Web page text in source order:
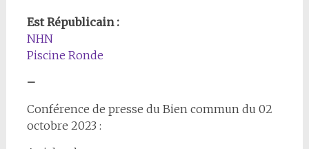
Est Républicain :
NHN
Piscine Ronde
–
Conférence de presse du Bien commun du 02
octobre 2023 :